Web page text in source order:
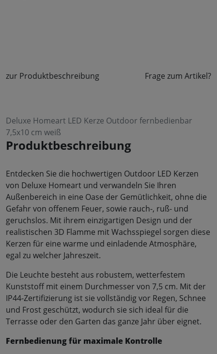
zur Produktbeschreibung Frage zum Artikel?
Deluxe Homeart LED Kerze Outdoor fernbedienbar
7,5x10 cm weiß
Produktbeschreibung
Entdecken Sie die hochwertigen Outdoor LED Kerzen
von Deluxe Homeart und verwandeln Sie Ihren
Außenbereich in eine Oase der Gemütlichkeit, ohne die
Gefahr von offenem Feuer, sowie rauch-, ruß- und
geruchslos. Mit ihrem einzigartigen Design und der
realistischen 3D Flamme mit Wachsspiegel sorgen diese
Kerzen für eine warme und einladende Atmosphäre,
egal zu welcher Jahreszeit.
Die Leuchte besteht aus robustem, wetterfestem
Kunststoff mit einem Durchmesser von 7,5 cm. Mit der
IP44-Zertifizierung ist sie vollständig vor Regen, Schnee
und Frost geschützt, wodurch sie sich ideal für die
Terrasse oder den Garten das ganze Jahr über eignet.
Fernbedienung für maximale Kontrolle